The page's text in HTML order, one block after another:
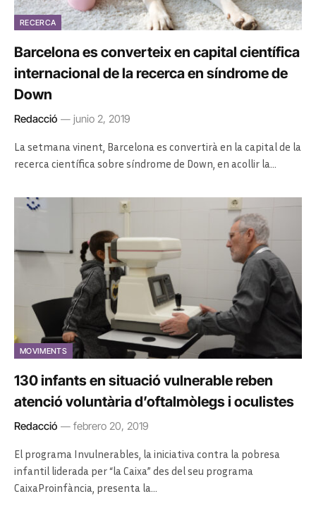
RECERCA
Barcelona es converteix en capital científica
internacional de la recerca en síndrome de
Down
Redacció junio 2, 2019
La setmana vinent, Barcelona es convertirà en la capital de la
recerca científica sobre síndrome de Down, en acollir la…
MOVIMENTS
130 infants en situació vulnerable reben
atenció voluntària d’oftalmòlegs i oculistes
Redacció febrero 20, 2019
El programa Invulnerables, la iniciativa contra la pobresa
infantil liderada per “la Caixa” des del seu programa
CaixaProinfància, presenta la…